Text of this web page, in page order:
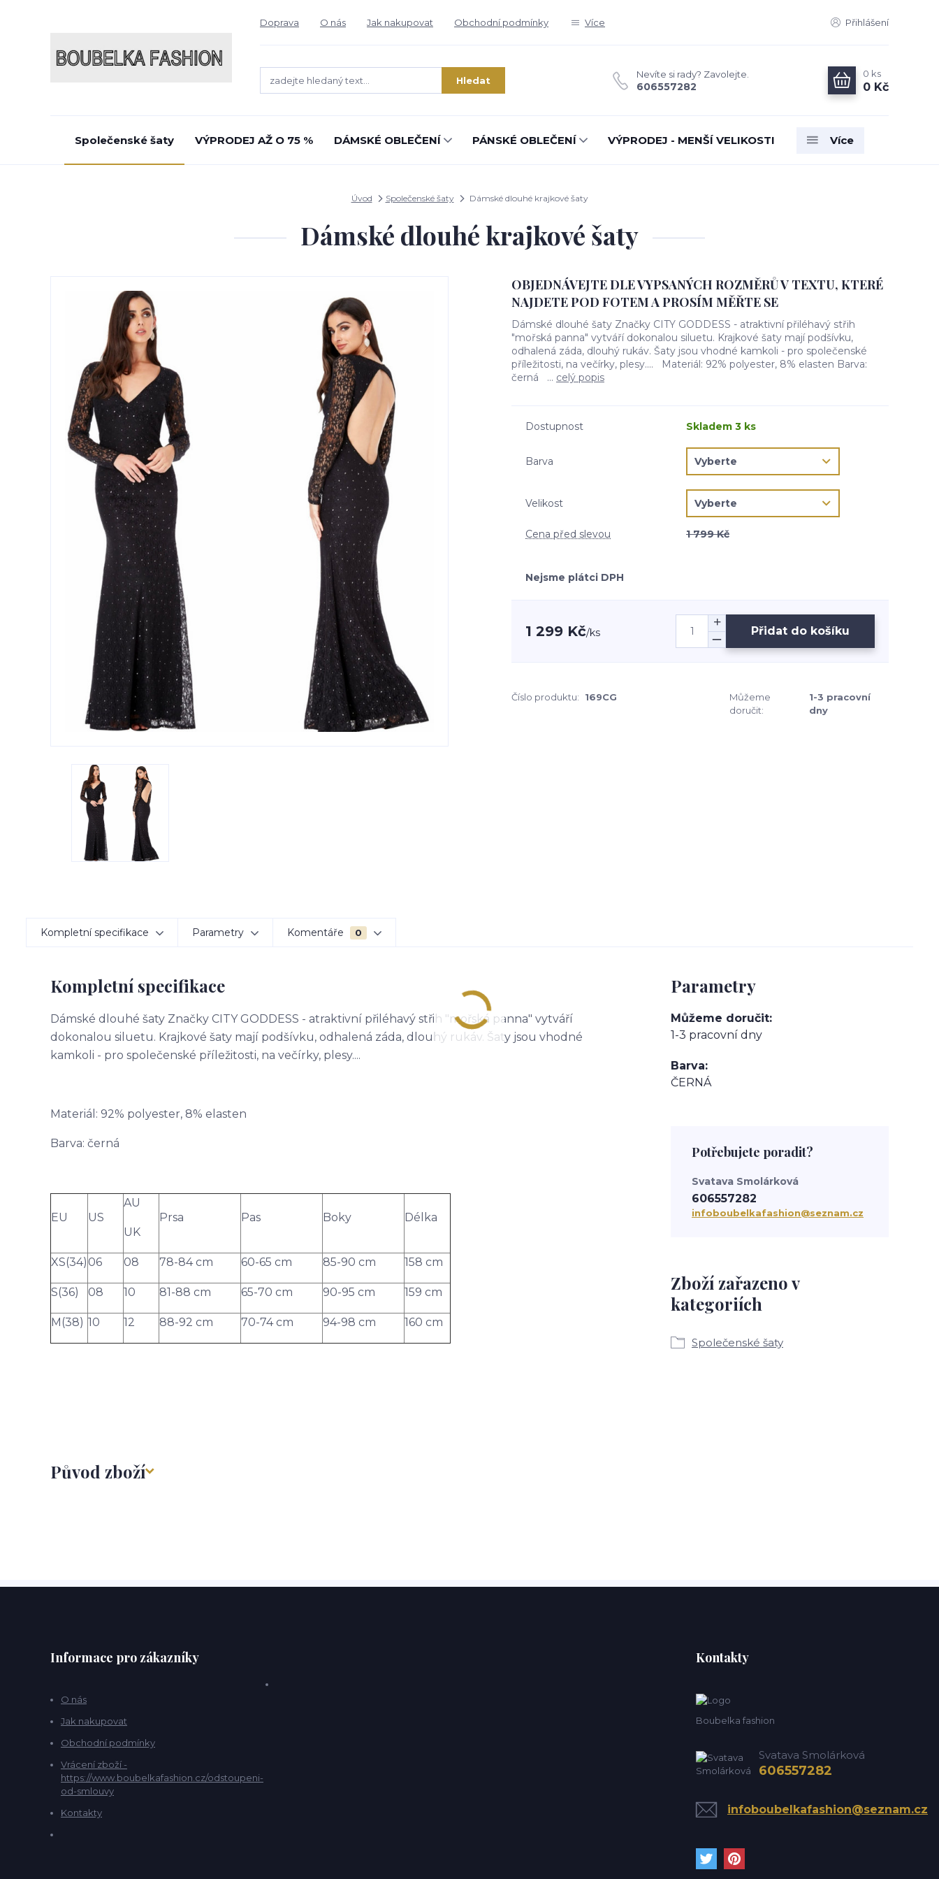
Doprava O nás Jak nakupovat Obchodní podmínky Více Přihlášení
Hledat
Nevíte si rady? Zavolejte.
606557282
0 ks
0 Kč
Společenské šaty VÝPRODEJ AŽ O 75 % DÁMSKÉ OBLEČENÍ PÁNSKÉ OBLEČENÍ VÝPRODEJ - MENŠÍ VELIKOSTI Více
Úvod Společenské šaty Dámské dlouhé krajkové šaty
Dámské dlouhé krajkové šaty
OBJEDNÁVEJTE DLE VYPSANÝCH ROZMĚRŮ V TEXTU, KTERÉ
NAJDETE POD FOTEM A PROSÍM MĚŘTE SE
Dámské dlouhé šaty Značky CITY GODDESS - atraktivní přiléhavý střih
"mořská panna" vytváří dokonalou siluetu. Krajkové šaty mají podšívku,
odhalená záda, dlouhý rukáv. Šaty jsou vhodné kamkoli - pro společenské
příležitosti, na večírky, plesy.... Materiál: 92% polyester, 8% elasten Barva:
černá ... celý popis
Dostupnost Skladem 3 ks
Barva
Velikost
Cena před slevou 1 799 Kč
Nejsme plátci DPH
1 299 Kč/ks Přidat do košíku
Číslo produktu: 169CG
Můžeme
doručit:
1-3 pracovní
dny
Kompletní specifikace Parametry Komentáře 0
Kompletní specifikace
Dámské dlouhé šaty Značky CITY GODDESS - atraktivní přiléhavý střih "mořská panna" vytváří
dokonalou siluetu. Krajkové šaty mají podšívku, odhalená záda, dlouhý rukáv. Šaty jsou vhodné
kamkoli - pro společenské příležitosti, na večírky, plesy....
Materiál: 92% polyester, 8% elasten
Barva: černá
EU US
AU
UK
Prsa Pas Boky Délka
XS(34) 06 08 78-84 cm 60-65 cm 85-90 cm 158 cm
S(36) 08 10 81-88 cm 65-70 cm 90-95 cm 159 cm
M(38) 10 12 88-92 cm 70-74 cm 94-98 cm 160 cm
Původ zboží
Parametry
Můžeme doručit
1-3 pracovní dny
Barva
ČERNÁ
Zboží zařazeno v
kategoriích
Společenské šaty
Potřebujete poradit?
Svatava Smolárková
606557282
infoboubelkafashion@seznam.cz
Informace pro zákazníky
O nás
Jak nakupovat
Obchodní podmínky
Vrácení zboží -
https://www.boubelkafashion.cz/odstoupeni-
od-smlouvy
Kontakty
Kontakty
Boubelka fashion
Svatava Smolárková
606557282
infoboubelkafashion@seznam.cz